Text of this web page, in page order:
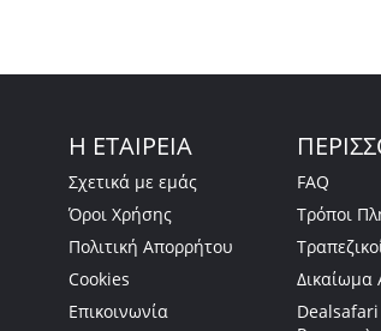
Η ΕΤΑΙΡΕΙΑ
Σχετικά με εμάς
Όροι Χρήσης
Πολιτική Απορρήτου
Cookies
Επικοινωνία
FAQ
Τρόποι